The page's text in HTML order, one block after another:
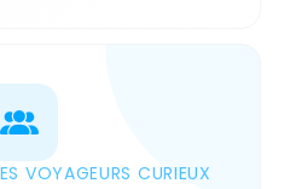
VOYAGEURS CURIEUX